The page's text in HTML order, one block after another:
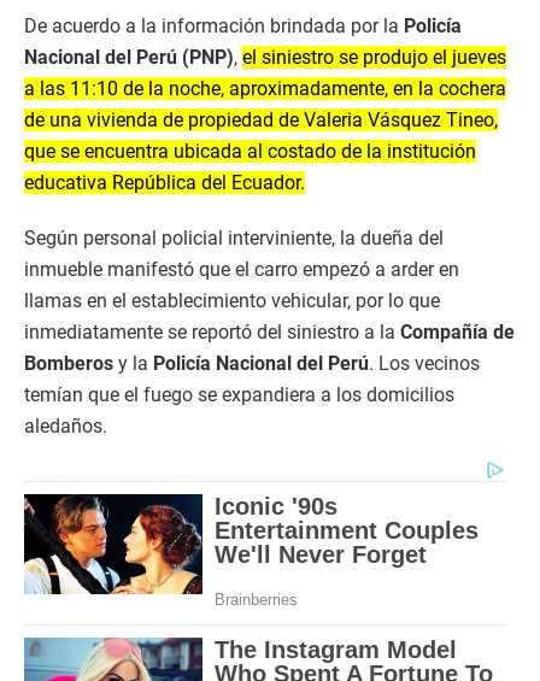
De acuerdo a la información brindada por la Policía
Nacional del Perú (PNP), el siniestro se produjo el jueves
a las 11:10 de la noche, aproximadamente, en la cochera
de una vivienda de propiedad de Valeria Vásquez Tineo,
que se encuentra ubicada al costado de la institución
educativa República del Ecuador.
Según personal policial interviniente, la dueña del
inmueble manifestó que el carro empezó a arder en
llamas en el establecimiento vehicular, por lo que
inmediatamente se reportó del siniestro a la Compañía de
Bomberos y la Policía Nacional del Perú. Los vecinos
temían que el fuego se expandiera a los domicilios
aledaños.